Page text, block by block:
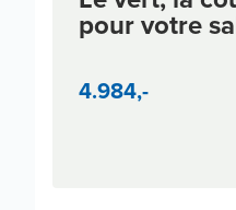
pour votre
4.984,-